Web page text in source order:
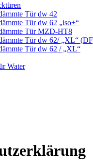
Tür dw 42
Tür dw 62 „iso+“
Tür MZD-HT8
Tür dw 62/ „XL“
Tür dw 62 / „XL“
Water